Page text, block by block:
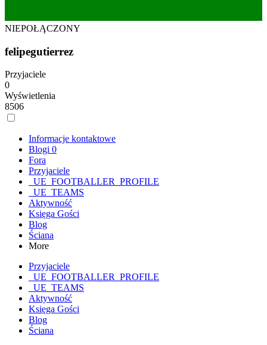
NIEPOŁĄCZONY
felipegutierrez
Przyjaciele
0
Wyświetlenia
8506
Informacje kontaktowe
Blogi 0
Fora
Przyjaciele
_UE_FOOTBALLER_PROFILE
_UE_TEAMS
Aktywność
Księga Gości
Blog
Ściana
More
Przyjaciele
_UE_FOOTBALLER_PROFILE
_UE_TEAMS
Aktywność
Księga Gości
Blog
Ściana